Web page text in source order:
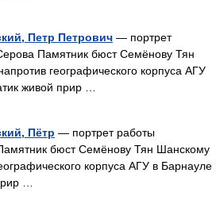
Петр Петрович — портрет
Памятник бюст Семёнову Тян
географического корпуса АГУ
живой прир …
Пётр — портрет работы
бюст Семёнову Тян Шанскому
корпуса АГУ в Барнауле
…